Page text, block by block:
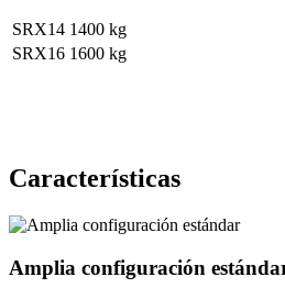
SRX14 1400 kg
SRX16 1600 kg
Características
Amplia configuración